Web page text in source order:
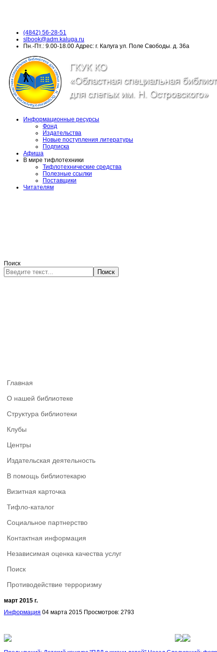
(4842) 56-28-51
slbook@adm.kaluga.ru
Пн.-Пт.: 9.00-18.00 Адрес: г. Калуга ул. Поле Свободы. д. 36а
Информационные ресурсы
Фонд
Издательства
Новые поступления литературы
Подписка
Афиша
В мире тифлотехники
Тифлотехнические средства
Полезные ссылки
Поставщики
Читателям
Поиск
Поиск
Главная
О нашей библиотеке
Структура библиотеки
Клубы
Центры
Издательская деятельность
В помощь библиотекарю
Визитная карточка
Тифло-каталог
Социальное партнерство
Контактная информация
Независимая оценка качества услуг
Поиск
Противодействие терроризму
март 2015 г.
Информация 04 марта 2015 Просмотров: 2793